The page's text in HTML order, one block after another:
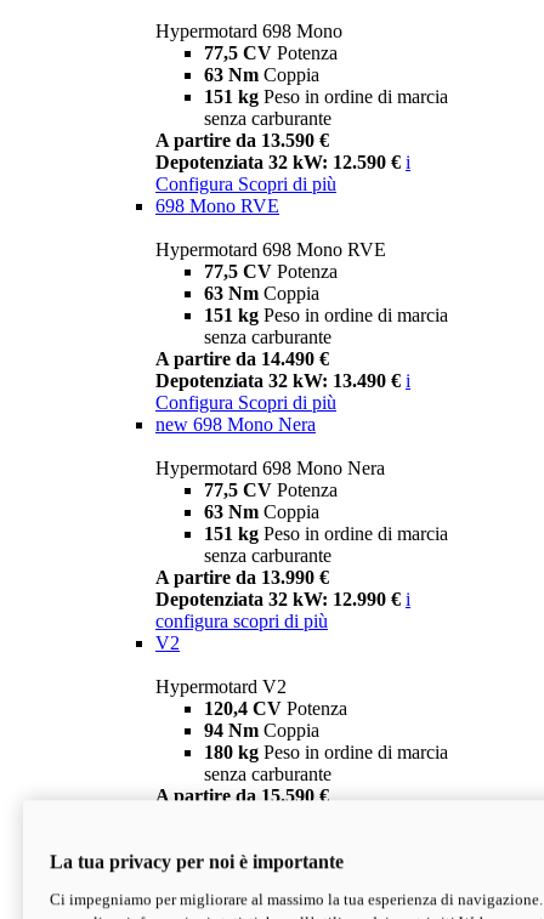
Hypermotard 698 Mono
77,5 CV Potenza
63 Nm Coppia
151 kg Peso in ordine di marcia
senza carburante
A partire da 13.590 €
Depotenziata 32 kW: 12.590 € i
Configura Scopri di più
698 Mono RVE
Hypermotard 698 Mono RVE
77,5 CV Potenza
63 Nm Coppia
151 kg Peso in ordine di marcia
senza carburante
A partire da 14.490 €
Depotenziata 32 kW: 13.490 € i
Configura Scopri di più
new 698 Mono Nera
Hypermotard 698 Mono Nera
77,5 CV Potenza
63 Nm Coppia
151 kg Peso in ordine di marcia
senza carburante
A partire da 13.990 €
Depotenziata 32 kW: 12.990 € i
configura scopri di più
V2
Hypermotard V2
120,4 CV Potenza
94 Nm Coppia
180 kg Peso in ordine di marcia
senza carburante
A partire da 15.590 €
V2 SP
Hypermotard V2 SP
La tua privacy per noi è importante
Ci impegniamo per migliorare al massimo la tua esperienza di